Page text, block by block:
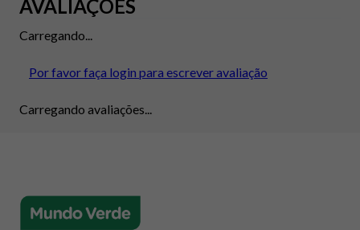
AVALIAÇÕES
Carregando...
Por favor faça login para escrever avaliação
Carregando avaliações...